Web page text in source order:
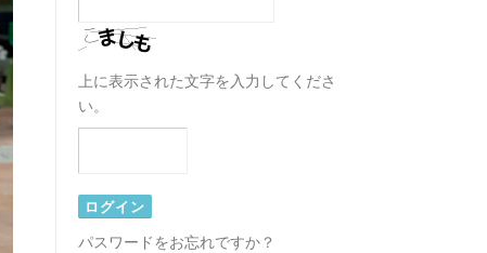
上に表示された文字を入力してくださ
い。
パスワードをお忘れですか？